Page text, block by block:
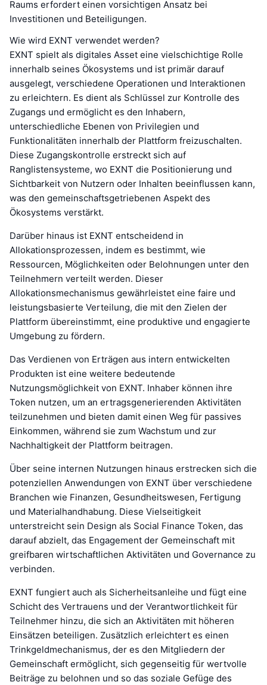
Raums erfordert einen vorsichtigen Ansatz bei
Investitionen und Beteiligungen.
Wie wird EXNT verwendet werden?
EXNT spielt als digitales Asset eine vielschichtige Rolle
innerhalb seines Ökosystems und ist primär darauf
ausgelegt, verschiedene Operationen und Interaktionen
zu erleichtern. Es dient als Schlüssel zur Kontrolle des
Zugangs und ermöglicht es den Inhabern,
unterschiedliche Ebenen von Privilegien und
Funktionalitäten innerhalb der Plattform freizuschalten.
Diese Zugangskontrolle erstreckt sich auf
Ranglistensysteme, wo EXNT die Positionierung und
Sichtbarkeit von Nutzern oder Inhalten beeinflussen kann,
was den gemeinschaftsgetriebenen Aspekt des
Ökosystems verstärkt.
Darüber hinaus ist EXNT entscheidend in
Allokationsprozessen, indem es bestimmt, wie
Ressourcen, Möglichkeiten oder Belohnungen unter den
Teilnehmern verteilt werden. Dieser
Allokationsmechanismus gewährleistet eine faire und
leistungsbasierte Verteilung, die mit den Zielen der
Plattform übereinstimmt, eine produktive und engagierte
Umgebung zu fördern.
Das Verdienen von Erträgen aus intern entwickelten
Produkten ist eine weitere bedeutende
Nutzungsmöglichkeit von EXNT. Inhaber können ihre
Token nutzen, um an ertragsgenerierenden Aktivitäten
teilzunehmen und bieten damit einen Weg für passives
Einkommen, während sie zum Wachstum und zur
Nachhaltigkeit der Plattform beitragen.
Über seine internen Nutzungen hinaus erstrecken sich die
potenziellen Anwendungen von EXNT über verschiedene
Branchen wie Finanzen, Gesundheitswesen, Fertigung
und Materialhandhabung. Diese Vielseitigkeit
unterstreicht sein Design als Social Finance Token, das
darauf abzielt, das Engagement der Gemeinschaft mit
greifbaren wirtschaftlichen Aktivitäten und Governance zu
verbinden.
EXNT fungiert auch als Sicherheitsanleihe und fügt eine
Schicht des Vertrauens und der Verantwortlichkeit für
Teilnehmer hinzu, die sich an Aktivitäten mit höheren
Einsätzen beteiligen. Zusätzlich erleichtert es einen
Trinkgeldmechanismus, der es den Mitgliedern der
Gemeinschaft ermöglicht, sich gegenseitig für wertvolle
Beiträge zu belohnen und so das soziale Gefüge des